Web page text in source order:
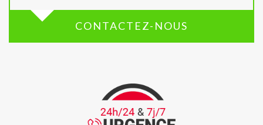
CONTACTEZ-NOUS